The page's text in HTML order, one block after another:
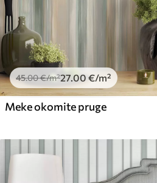
45.00€/m²27.00 €/m²
Meke okomite pruge